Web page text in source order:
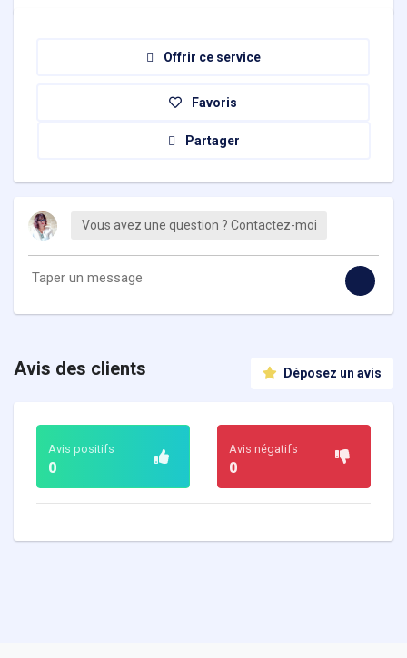
Offrir ce service
Favoris
Partager
Vous avez une question ? Contactez-moi
Déposez un avis
Avis des clients
Avis positifs
0
Avis négatifs
0